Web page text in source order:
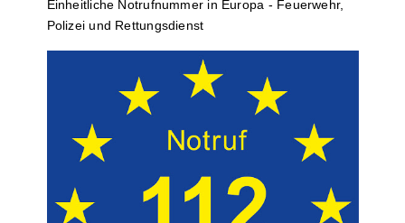
Einheit­li­che Notruf­num­mer in Europa - Feuerwehr,
Polizei und Rettungs­dienst